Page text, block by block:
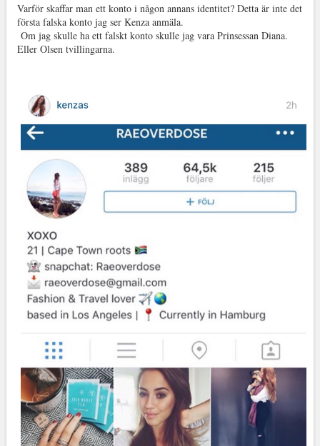
Varför skaffar man ett konto i någon annans identitet? Detta är inte det
första falska konto jag ser Kenza anmäla.
Om jag skulle ha ett falskt konto skulle jag vara Prinsessan Diana.
Eller Olsen tvillingarna.